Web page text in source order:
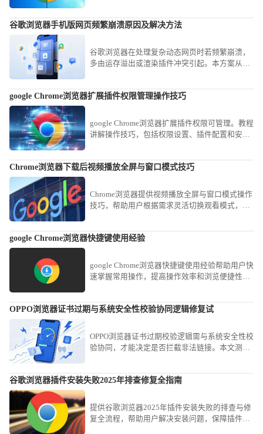
谷歌浏览器手机版网页频繁崩溃原因及解决方法
谷歌浏览器在处理复杂动态网页时若频繁崩溃，
多由运存溢出或渲染插件冲突引起。本方案从清
google Chrome浏览器扩展插件权限管理操作技巧
google Chrome浏览器扩展插件权限可管理。教程
讲解操作技巧，包括权限设置、插件配置和安全
Chrome浏览器下载后视频播放全屏与窗口模式技巧
Chrome浏览器提供视频播放全屏与窗口模式操作
技巧，帮助用户根据需求灵活切换观看模式，提
google Chrome浏览器快捷键使用经验
google Chrome浏览器快捷键使用经验帮助用户快
速掌握常用操作，提高操作效率和浏览便捷性。
OPPO浏览器证书过期与系统安全性校验协同逻辑修复试
OPPO浏览器证书过期校验逻辑需与系统安全性校
验协同，才能决定是否拦截非法链接。本文测试
豁免协同逻辑进行合规连接。
谷歌浏览器插件安装失败2025年排查修复全指南
提供谷歌浏览器2025年插件安装失败的排查与修
复全流程，帮助用户解决安装问题，保障插件功